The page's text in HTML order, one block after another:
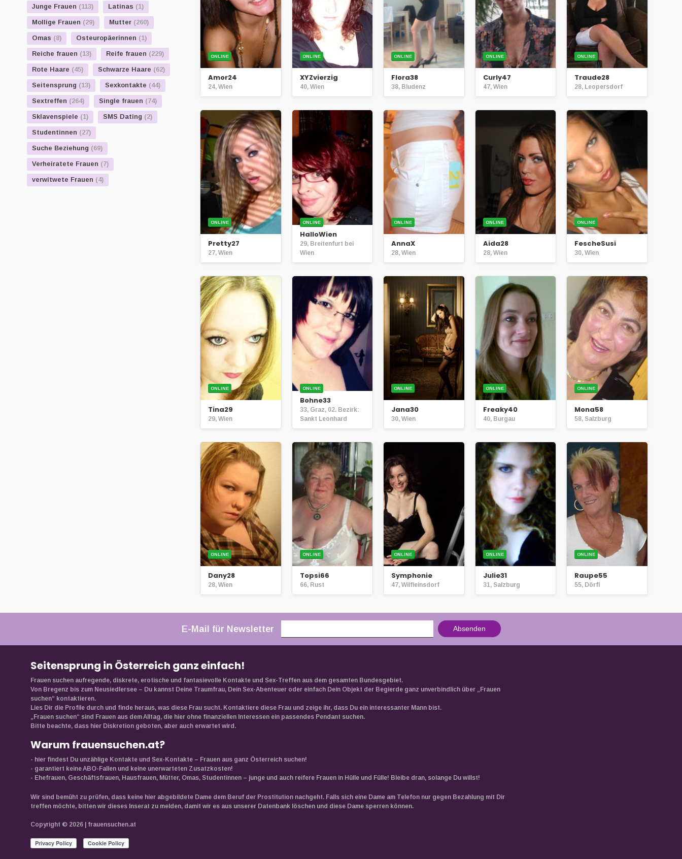
Junge Frauen (113) Latinas (1)
Mollige Frauen (29) Mutter (260)
Omas (8) Osteuropäerinnen (1)
Reiche frauen (13) Reife frauen (229)
Rote Haare (45) Schwarze Haare (62)
Seitensprung (13) Sexkontakte (44)
Sextreffen (264) Single frauen (74)
Sklavenspiele (1) SMS Dating (2)
Studentinnen (27)
Suche Beziehung (69)
Verheiratete Frauen (7)
verwitwete Frauen (4)
ONLINE
Amor24
24, Wien
ONLINE
XYZvierzig
40, Wien
ONLINE
Flora38
38, Bludenz
ONLINE
Curly47
47, Wien
ONLINE
Traude28
28, Leopersdorf
ONLINE
Pretty27
27, Wien
ONLINE
HalloWien
29, Breitenfurt bei
Wien
ONLINE
AnnaX
28, Wien
ONLINE
Aida28
28, Wien
ONLINE
FescheSusi
30, Wien
ONLINE
Tina29
29, Wien
ONLINE
Bohne33
33, Graz, 02. Bezirk:
Sankt Leonhard
ONLINE
Jana30
30, Wien
ONLINE
Freaky40
40, Burgau
ONLINE
Mona58
58, Salzburg
ONLINE
Dany28
28, Wien
ONLINE
Topsi66
66, Rust
ONLINE
Symphonie
47, Wilfleinsdorf
ONLINE
Julie31
31, Salzburg
ONLINE
Raupe55
55, Dörfl
E-Mail für Newsletter Absenden
Seitensprung in Österreich ganz einfach!
Frauen suchen aufregende, diskrete, erotische und fantasievolle Kontakte und Sex-Treffen aus dem gesamten Bundesgebiet.
Von Bregenz bis zum Neusiedlersee – Du kannst Deine Traumfrau, Dein Sex-Abenteuer oder einfach Dein Objekt der Begierde ganz unverbindlich über „Frauen
suchen“ kontaktieren.
Lies Dir die Profile durch und finde heraus, was diese Frau sucht. Kontaktiere diese Frau und zeige ihr, dass Du ein interessanter Mann bist.
„Frauen suchen“ sind Frauen aus dem Alltag, die hier ohne finanziellen Interessen ein passendes Pendant suchen.
Bitte beachte, dass hier Diskretion geboten, aber auch erwartet wird.
Warum frauensuchen.at?
- hier findest Du unzählige Kontakte und Sex-Kontakte – Frauen aus ganz Österreich suchen!
- garantiert keine ABO-Fallen und keine unerwarteten Zusatzkosten!
- Ehefrauen, Geschäftsfrauen, Hausfrauen, Mütter, Omas, Studentinnen – junge und auch reifere Frauen in Hülle und Fülle! Bleibe dran, solange Du willst!
Wir sind bemüht zu prüfen, dass keine hier abgebildete Dame dem Beruf der Prostitution nachgeht. Falls sich eine Dame am Telefon nur gegen Bezahlung mit Dir
treffen möchte, bitten wir dieses Inserat zu melden, damit wir es aus unserer Datenbank löschen und diese Dame sperren können.
Copyright © 2026 | frauensuchen.at